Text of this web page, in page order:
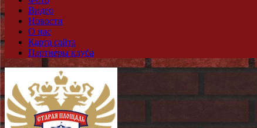
Видео
Новости
О нас
Карта сайта
Партнеры клуба